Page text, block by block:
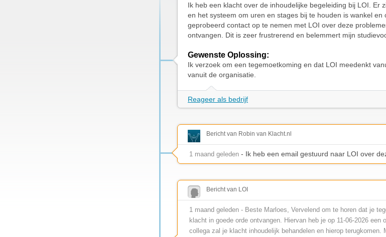
Ik heb een klacht over de inhoudelijke begeleiding bij LOI. Er
en het systeem om uren en stages bij te houden is wankel en
geprobeerd contact op te nemen met LOI over deze
ontvangen. Dit is zeer frustrerend en belemmert mijn
Gewenste Oplossing:
Ik verzoek om een tegemoetkoming en dat LOI meedenkt
vanuit de organisatie.
Reageer als bedrijf
Bericht van Robin van Klacht.nl
1 maand geleden - Ik heb een email gestuurd naar LOI over
Bericht van LOI
1 maand geleden - Beste Marloes, Vervelend om te horen dat je
klacht in goede orde ontvangen. Hiervan heb je op 11-06-2026
collega zal je klacht inhoudelijk behandelen en hierop terugkomen.